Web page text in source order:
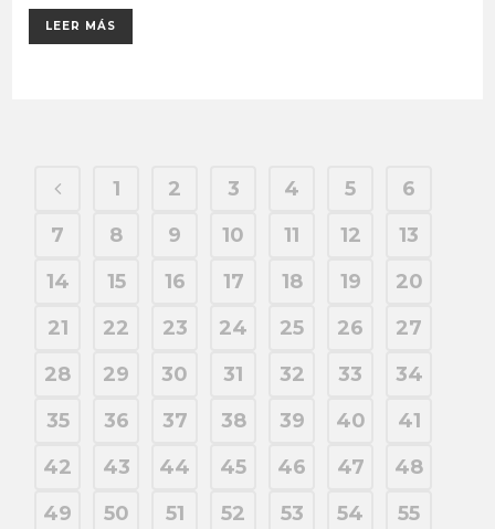
LEER MÁS
1 2 3 4 5
6
7
8 9 10 11 12
13
14
15 16 17 18 19
20
21
22 23 24 25 26
27
28
29 30 31 32 33
34
35
36 37 38 39 40
41
42
43 44 45 46 47
48
49
50 51 52 53 54
55